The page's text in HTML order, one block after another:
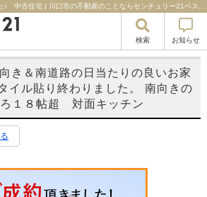
検索 お知らせ
き＆南道路の日当たりの良いお家
イル貼り終わりました。 南向きの
１８帖超 対面キッチン